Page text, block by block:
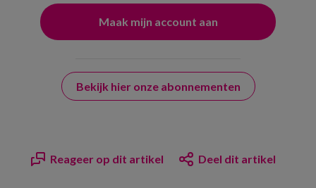
Bekijk hier onze abonnementen
Reageer op dit artikel Deel dit artikel